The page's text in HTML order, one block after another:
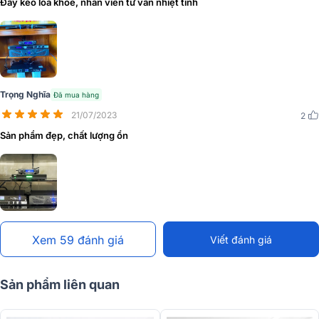
Là thiết kế
mang đến mức công suất 500W/ CH (8Ω stereo), 750W/ CH (4Ω
stereo) và 1500W (8Ω bridge) nên có thể dễ dàng kéo được các
dòng loa karaoke, loa sub đem đến âm thanh mạnh mẽ, sống động,
Âm thanh chất lượng
Trọng Nghĩa Đã mua hàng
21/07/2023 2
Sản phẩm đẹp, chất lượng ổn
Xem 59 đánh giá Viết đánh giá
Sản phẩm liên quan